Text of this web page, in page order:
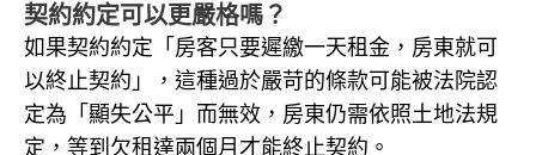
契約約定可以更嚴格嗎？
如果契約約定「房客只要遲繳一天租金，房東就可
以終止契約」，這種過於嚴苛的條款可能被法院認
定為「顯失公平」而無效，房東仍需依照土地法規
定，等到欠租達兩個月才能終止契約。